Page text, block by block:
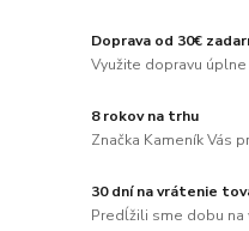
Doprava od 30€
Využite dopravu
8 rokov na trhu
Značka Kameník Vás
30 dní na vrátenie
Predĺžili sme dobu na